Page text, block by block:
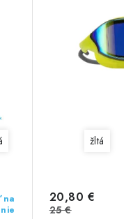
na
žltá
20,80 €
25 €